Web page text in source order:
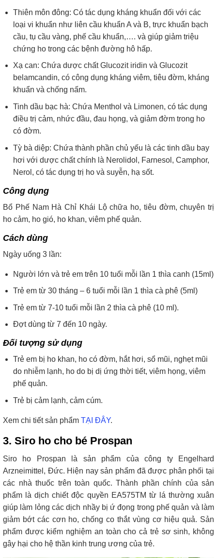
Thiên môn đông: Có tác dụng kháng khuẩn đối với các
loại vi khuẩn như liên cầu khuẩn A và B, trực khuẩn bạch
cầu, tụ cầu vàng, phế cầu khuẩn,…. và giúp giảm triệu
chứng ho trong các bệnh đường hô hấp.
Xạ can: Chứa dược chất Glucozit iridin và Glucozit
belamcandin, có công dụng kháng viêm, tiêu đờm, kháng
khuẩn và chống nấm.
Tinh dầu bạc hà: Chứa Menthol và Limonen, có tác dụng
điều trị cảm, nhức đầu, đau họng, và giảm đờm trong ho
có đờm.
Tỳ bà diệp: Chứa thành phần chủ yếu là các tinh dầu bay
hơi với dược chất chính là Nerolidol, Farnesol, Camphor,
Nerol, có tác dụng trị ho và suyễn, hạ sốt.
Công dụng
Bổ Phế Nam Hà Chỉ Khái Lộ chữa ho, tiêu đờm, chuyên trị
ho cảm, ho gió, ho khan, viêm phế quản.
Cách dùng
Ngày uống 3 lần:
Người lớn và trẻ em trên 10 tuổi mỗi lần 1 thìa canh (15ml)
Trẻ em từ 30 tháng – 6 tuổi mỗi lần 1 thìa cà phê (5ml)
Trẻ em từ 7-10 tuổi mỗi lần 2 thìa cà phê (10 ml).
Đợt dùng từ 7 đến 10 ngày.
Đối tượng sử dụng
Trẻ em bị ho khan, ho có đờm, hắt hơi, sổ mũi, nghẹt mũi
do nhiễm lạnh, ho do bị dị ứng thời tiết, viêm họng, viêm
phế quản.
Trẻ bị cảm lạnh, cảm cúm.
Xem chi tiết sản phẩm TẠI ĐÂY.
3. Siro ho cho bé Prospan
Siro ho Prospan là sản phẩm của công ty Engelhard
Arzneimittel, Đức. Hiện nay sản phẩm đã được phân phối tại
các nhà thuốc trên toàn quốc. Thành phần chính của sản
phẩm là dịch chiết độc quyền EA575TM từ lá thường xuân
giúp làm lỏng các dịch nhầy bị ứ đọng trong phế quản và làm
giảm bớt các cơn ho, chống co thắt vùng cơ hiệu quả. Sản
phẩm được kiểm nghiệm an toàn cho cả trẻ sơ sinh, không
gây hại cho hệ thần kinh trung ương của trẻ.